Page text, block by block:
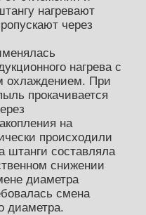
нагревают
через
нагрева с
охлаждением. При
прокачивается
на
происходили
штанги составляла
снижении
диаметра
смена
диаметра.